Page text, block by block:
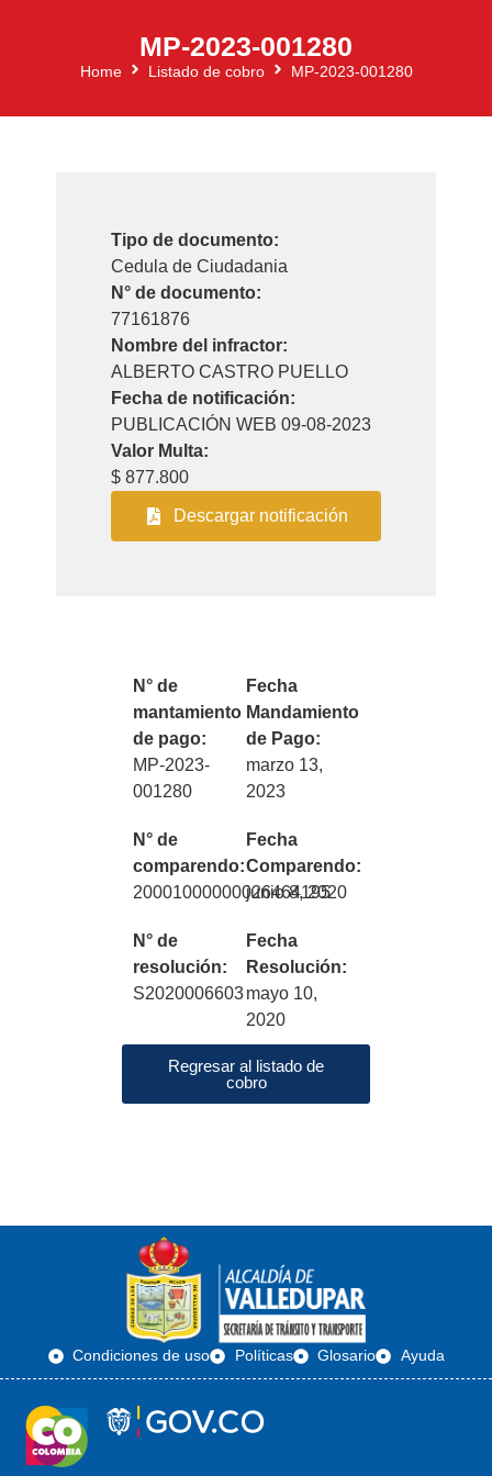
MP-2023-001280
Home Listado de cobro MP-2023-001280
Tipo de documento:
Cedula de Ciudadania
N° de documento:
77161876
Nombre del infractor:
ALBERTO CASTRO PUELLO
Fecha de notificación:
PUBLICACIÓN WEB 09-08-2023
Valor Multa:
$ 877.800
Descargar notificación
N° de
mantamiento
de pago:
MP-2023-
001280
Fecha
Mandamiento
de Pago:
marzo 13,
2023
N° de
comparendo:
20001000000026464195
Fecha
Comparendo:
junio 8, 2020
N° de
resolución:
S2020006603
Fecha
Resolución:
mayo 10,
2020
Regresar al listado de
cobro
Condiciones de uso Políticas Glosario Ayuda